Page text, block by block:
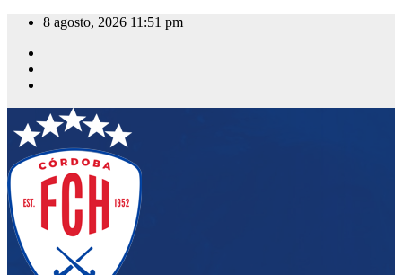
Saltar
contenido
8 agosto, 2026 11:51 pm